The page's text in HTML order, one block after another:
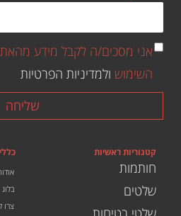
אני מסכים/ה לקבל מידע
השימוש ולמדיניות הפרטיות
שליחה
קטגוריות ראשיות
חותמות
שלטים
כללי
בלוג
צרו